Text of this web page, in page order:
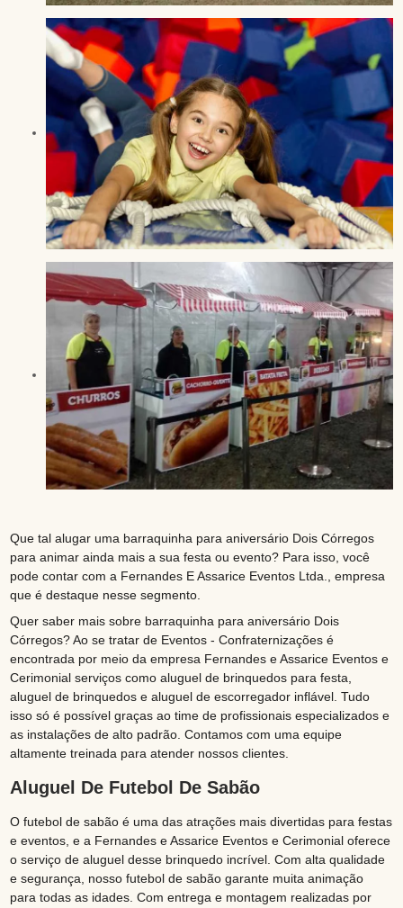
Que tal alugar uma barraquinha para aniversário Dois Córregos
para animar ainda mais a sua festa ou evento? Para isso, você
pode contar com a Fernandes E Assarice Eventos Ltda., empresa
que é destaque nesse segmento.
Quer saber mais sobre barraquinha para aniversário Dois
Córregos? Ao se tratar de Eventos - Confraternizações é
encontrada por meio da empresa Fernandes e Assarice Eventos e
Cerimonial serviços como aluguel de brinquedos para festa,
aluguel de brinquedos e aluguel de escorregador inflável. Tudo
isso só é possível graças ao time de profissionais especializados e
as instalações de alto padrão. Contamos com uma equipe
altamente treinada para atender nossos clientes.
Aluguel De Futebol De Sabão
O futebol de sabão é uma das atrações mais divertidas para festas
e eventos, e a Fernandes e Assarice Eventos e Cerimonial oferece
o serviço de aluguel desse brinquedo incrível. Com alta qualidade
e segurança, nosso futebol de sabão garante muita animação
para todas as idades. Com entrega e montagem realizadas por